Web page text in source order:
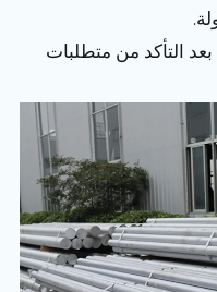
2-4 أيام عمل بعد التأكد من متطلبات